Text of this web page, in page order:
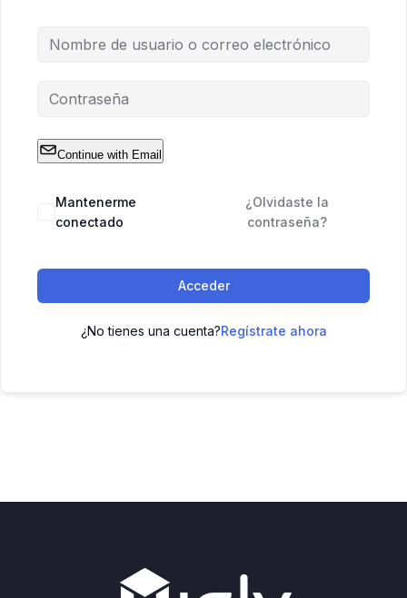
Continue with Email
Mantenerme
conectado
¿Olvidaste la
contraseña?
Acceder
¿No tienes una cuenta?Regístrate ahora